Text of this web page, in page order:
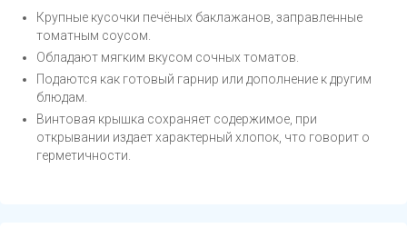
Крупные кусочки печёных баклажанов, заправленные
томатным соусом.
Обладают мягким вкусом сочных томатов.
Подаются как готовый гарнир или дополнение к другим
блюдам.
Винтовая крышка сохраняет содержимое, при
открывании издает характерный хлопок, что говорит о
герметичности.